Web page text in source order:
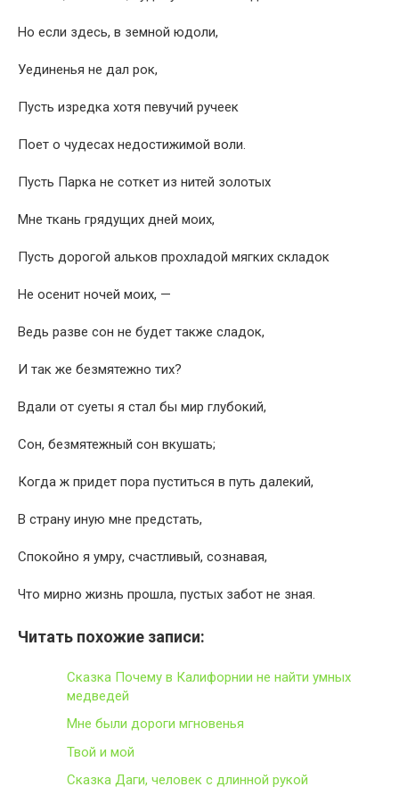
Но если здесь, в земной юдоли,
Уединенья не дал рок,
Пусть изредка хотя певучий ручеек
Поет о чудесах недостижимой воли.
Пусть Парка не соткет из нитей золотых
Мне ткань грядущих дней моих,
Пусть дорогой альков прохладой мягких складок
Не осенит ночей моих, —
Ведь разве сон не будет также сладок,
И так же безмятежно тих?
Вдали от суеты я стал бы мир глубокий,
Сон, безмятежный сон вкушать;
Когда ж придет пора пуститься в путь далекий,
В страну иную мне предстать,
Спокойно я умру, счастливый, сознавая,
Что мирно жизнь прошла, пустых забот не зная.
Читать похожие записи:
Сказка Почему в Калифорнии не найти умных
медведей
Мне были дороги мгновенья
Твой и мой
Сказка Даги, человек с длинной рукой